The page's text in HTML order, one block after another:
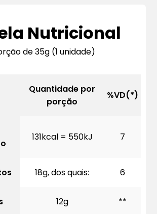
Nutricional
de 35g (1 unidade)
Quantidade por
porção
%VD(*)
131kcal = 550kJ 7
18g, dos quais: 6
12g **